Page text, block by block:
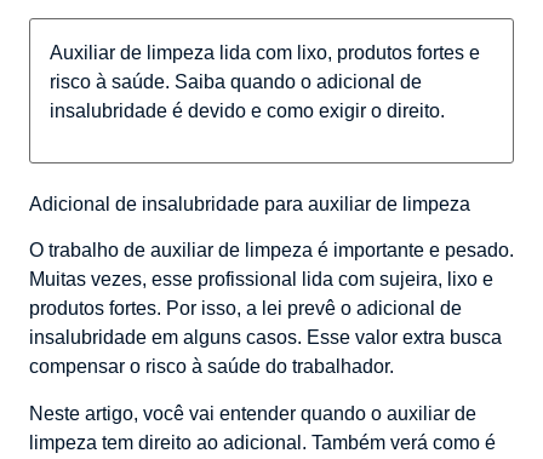
Auxiliar de limpeza lida com lixo, produtos fortes e
risco à saúde. Saiba quando o adicional de
insalubridade é devido e como exigir o direito.
Adicional de insalubridade para auxiliar de limpeza
O trabalho de auxiliar de limpeza é importante e pesado.
Muitas vezes, esse profissional lida com sujeira, lixo e
produtos fortes. Por isso, a lei prevê o adicional de
insalubridade em alguns casos. Esse valor extra busca
compensar o risco à saúde do trabalhador.
Neste artigo, você vai entender quando o auxiliar de
limpeza tem direito ao adicional. Também verá como é